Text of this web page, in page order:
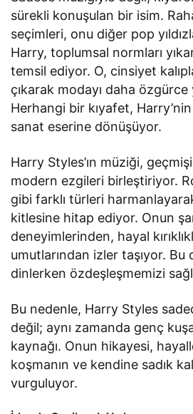
sürekli konuşulan bir isim.
seçimleri, onu diğer pop
Harry, toplumsal normları
temsil ediyor. O, cinsiyet
çıkarak modayı daha
Herhangi bir kıyafet,
sanat eserine dönüşüyor.
Harry Styles’ın müziği,
modern ezgileri birleştiriyor.
gibi farklı türleri
kitlesine hitap ediyor. Onun
deneyimlerinden, hayal
umutlarından izler taşıyor. Bu
dinlerken özdeşleşmemizi
Bu nedenle, Harry Styles
değil; aynı zamanda genç
kaynağı. Onun hikayesi,
koşmanın ve kendine sadık
vurguluyor.